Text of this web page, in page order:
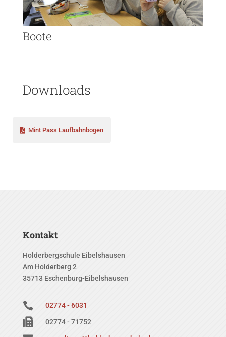
Boote
Downloads
Mint Pass Laufbahnbogen
Kontakt
Holderbergschule Eibelshausen
Am Holderberg 2
35713 Eschenburg-Eibelshausen
 02774 - 6031
 02774 - 71752